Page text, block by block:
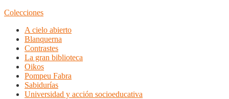
Colecciones
A cielo abierto
Blanquerna
Contrastes
La gran biblioteca
Oikos
Pompeu Fabra
Sabidurías
Universidad y acción socioeducativa